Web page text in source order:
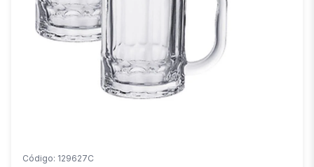
Código: 129627C